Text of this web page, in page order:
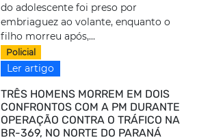
do adolescente foi preso por
embriaguez ao volante, enquanto o
filho morreu após,...
Policial
Ler artigo
TRÊS HOMENS MORREM EM DOIS
CONFRONTOS COM A PM DURANTE
OPERAÇÃO CONTRA O TRÁFICO NA
BR-369, NO NORTE DO PARANÁ